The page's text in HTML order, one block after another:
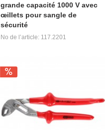
grande capacité 1000 V avec
œillets pour sangle de
sécurité
No de l’article: 117.2201